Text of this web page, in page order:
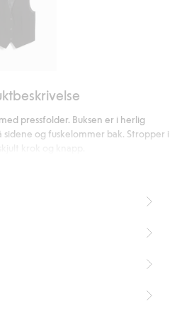
pressfolder. Buksen er i herlig
og fuskelommer bak. Stropper i
størrelse 38